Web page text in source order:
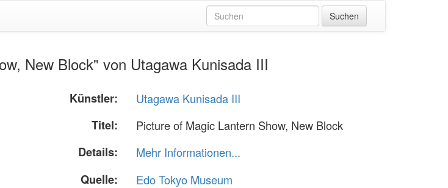
New Block" von Utagawa Kunisada III
Künstler:
Utagawa Kunisada III
Titel:
Picture of Magic Lantern Show, New Block
Details:
Mehr Informationen...
Quelle:
Edo Tokyo Museum